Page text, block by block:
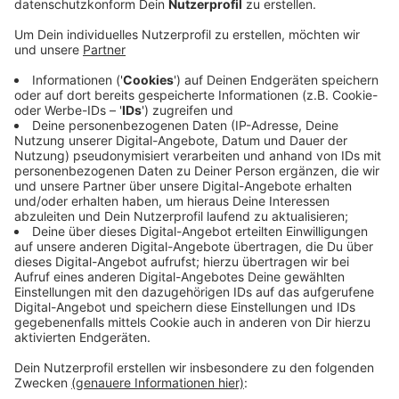
dabei in der Stadt Euskirchen. In Kall sind es vier
Fälle und in den anderen Städte und Gemeinden im
Kreis Euskirchen gibt es maximal zwei akute
sind weiter coronafrei.
Veröffentlicht:Freitag, 18.06.2021 17:09
Anzeige
In den vergangenen 24 Stunden sind dem
Gesundheitsamt im Kreis Euskirchen insgesamt zwei
Neuinfektionen gemeldet worden. Die Inzidenz ist laut
RKI trotzdem leicht gestiegen und liegt am Freitag bei
9,3.